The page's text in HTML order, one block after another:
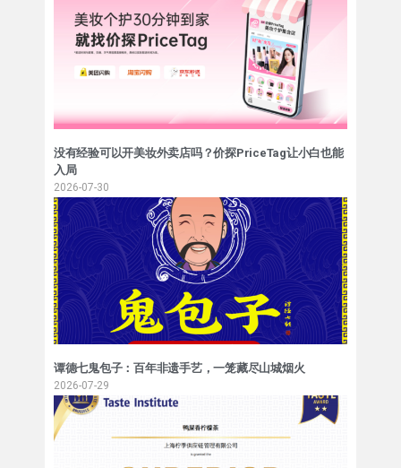
没有经验可以开美妆外卖店吗？价探PriceTag让小白也能
入局
2026-07-30
谭德七鬼包子：百年非遗手艺，一笼藏尽山城烟火
2026-07-29